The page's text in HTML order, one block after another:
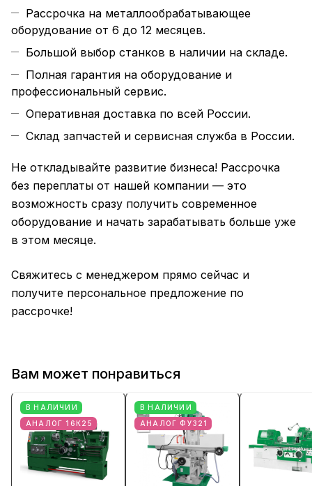
Рассрочка на металлообрабатывающее
оборудование от 6 до 12 месяцев.
Большой выбор станков в наличии на складе.
Полная гарантия на оборудование и
профессиональный сервис.
Оперативная доставка по всей России.
Склад запчастей и сервисная служба в России.
Не откладывайте развитие бизнеса! Рассрочка
без переплаты от нашей компании — это
возможность сразу получить современное
оборудование и начать зарабатывать больше уже
в этом месяце.
Свяжитесь с менеджером прямо сейчас и
получите персональное предложение по
рассрочке!
Вам может понравиться
В НАЛИЧИИ
АНАЛОГ 16К25
В НАЛИЧИИ
АНАЛОГ ФУ321